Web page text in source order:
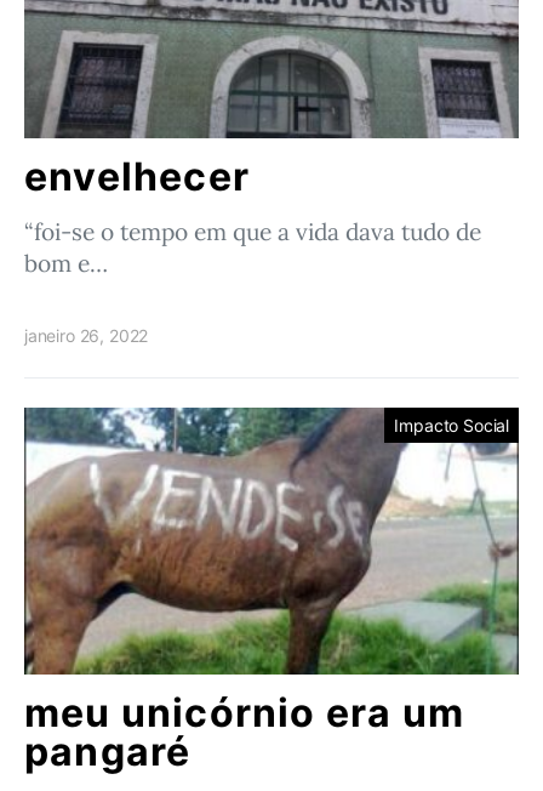
envelhecer
“foi-se o tempo em que a vida dava tudo de
bom e…
janeiro 26, 2022
Impacto Social
meu unicórnio era um
pangaré